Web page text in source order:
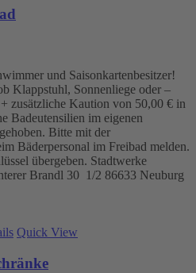
und Saisonkartenbesitzer!
Klappstuhl, Sonnenliege oder –
zusätzliche Kaution von 50,00 € in
Badeutensilien im eigenen
Bitte mit der
Bäderpersonal im Freibad melden.
übergeben. Stadtwerke
Brandl 30 1/2 86633 Neuburg
Quick View